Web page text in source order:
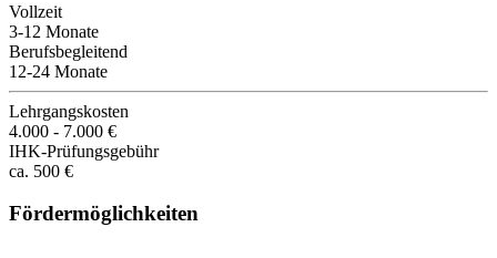
Vollzeit
3-12 Monate
Berufsbegleitend
12-24 Monate
Lehrgangskosten
4.000 - 7.000 €
IHK-Prüfungsgebühr
ca. 500 €
Fördermöglichkeiten